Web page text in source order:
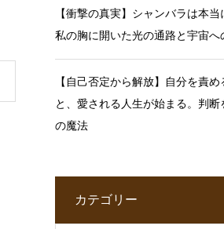
【衝撃の真実】シャンバラは本当
私の胸に開いた光の通路と宇宙へ
【自己否定から解放】自分を責
と、愛される人生が始まる。判断
の魔法
カテゴリー